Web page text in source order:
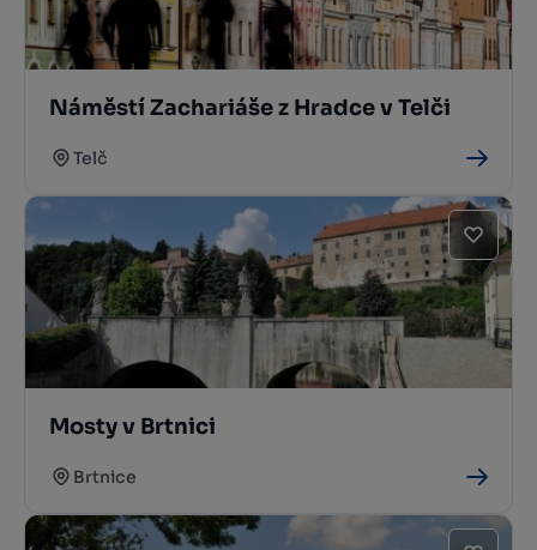
Náměstí Zachariáše z Hradce v Telči
Telč
Mosty v Brtnici
Brtnice